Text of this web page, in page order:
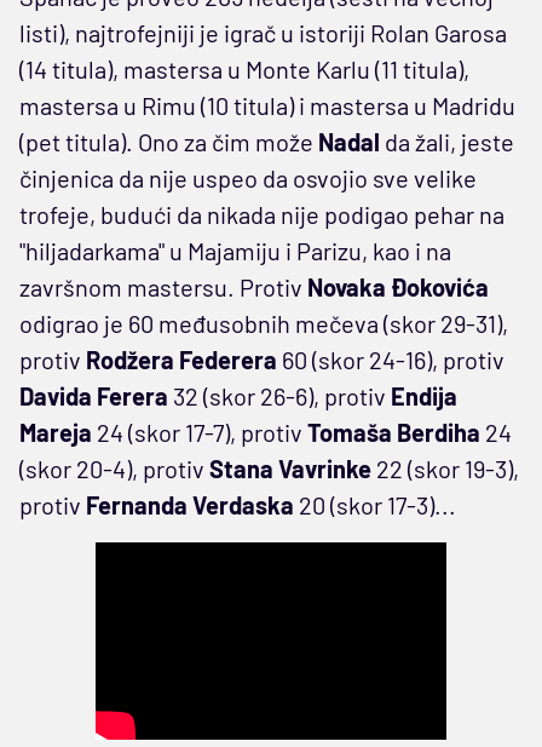
listi), najtrofejniji je igrač u istoriji Rolan Garosa
(14 titula), mastersa u Monte Karlu (11 titula),
mastersa u Rimu (10 titula) i mastersa u Madridu
(pet titula). Ono za čim može Nadal da žali, jeste
činjenica da nije uspeo da osvojio sve velike
trofeje, budući da nikada nije podigao pehar na
"hiljadarkama" u Majamiju i Parizu, kao i na
završnom mastersu. Protiv Novaka Đokovića
odigrao je 60 međusobnih mečeva (skor 29-31),
protiv Rodžera Federera 60 (skor 24-16), protiv
Davida Ferera 32 (skor 26-6), protiv Endija
Mareja 24 (skor 17-7), protiv Tomaša Berdiha 24
(skor 20-4), protiv Stana Vavrinke 22 (skor 19-3),
protiv Fernanda Verdaska 20 (skor 17-3)...